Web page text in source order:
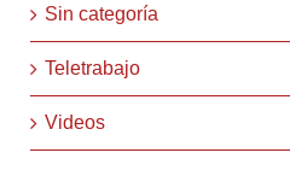
Sin categoría
Teletrabajo
Videos